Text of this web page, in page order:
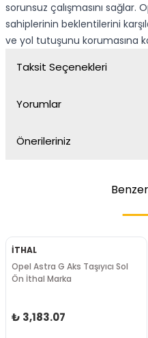
sorunsuz çalışmasını sağlar.
sahiplerinin beklentilerini
ve yol tutuşunu korumasına
Taksit Seçenekleri
Yorumlar
Önerileriniz
Benzer
İTHAL
Opel Astra G Aks Taşıyıcı Sol
Ön İthal Marka
₺ 3,183.07